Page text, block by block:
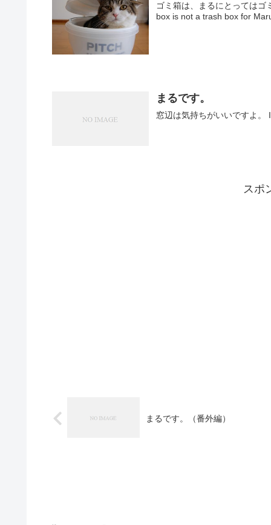
ゴミ箱は、まるにとってはゴ
box is not a trash box for
まるです。
窓辺は気持ちがいいですよ。
スポ
まるです。（番外編）